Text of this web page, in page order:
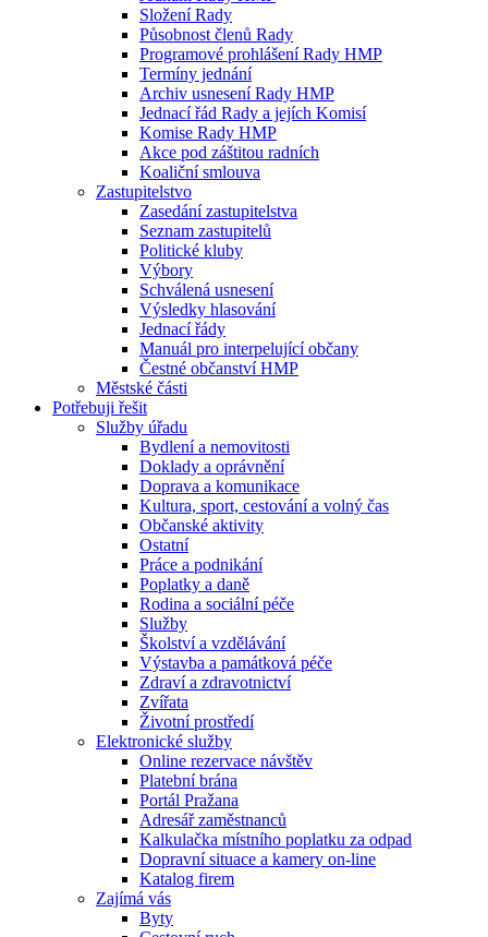
Složení Rady
Působnost členů Rady
Programové prohlášení Rady HMP
Termíny jednání
Archiv usnesení Rady HMP
Jednací řád Rady a jejích Komisí
Komise Rady HMP
Akce pod záštitou radních
Koaliční smlouva
Zastupitelstvo
Zasedání zastupitelstva
Seznam zastupitelů
Politické kluby
Výbory
Schválená usnesení
Výsledky hlasování
Jednací řády
Manuál pro interpelující občany
Čestné občanství HMP
Městské části
Potřebuji řešit
Služby úřadu
Bydlení a nemovitosti
Doklady a oprávnění
Doprava a komunikace
Kultura, sport, cestování a volný čas
Občanské aktivity
Ostatní
Práce a podnikání
Poplatky a daně
Rodina a sociální péče
Služby
Školství a vzdělávání
Výstavba a památková péče
Zdraví a zdravotnictví
Zvířata
Životní prostředí
Elektronické služby
Online rezervace návštěv
Platební brána
Portál Pražana
Adresář zaměstnanců
Kalkulačka místního poplatku za odpad
Dopravní situace a kamery on-line
Katalog firem
Zajímá vás
Byty